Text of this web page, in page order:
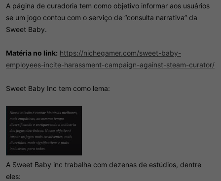
A página de curadoria tem como objetivo informar aos usuários
se um jogo contou com o serviço de “consulta narrativa” da
Sweet Baby.
Matéria no link: https://nichegamer.com/sweet-baby-
employees-incite-harassment-campaign-against-steam-curator/
Sweet Baby Inc tem como lema:
A Sweet Baby inc trabalha com dezenas de estúdios, dentre
eles: